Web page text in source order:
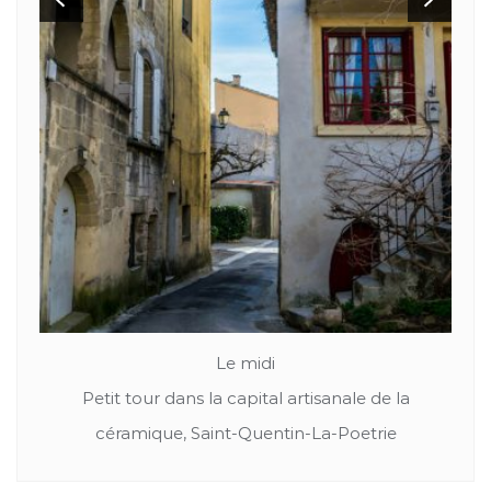
Le midi
Petit tour dans la capital artisanale de la
céramique, Saint-Quentin-La-Poetrie